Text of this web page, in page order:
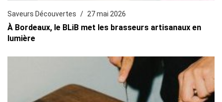
Saveurs Découvertes 27 mai 2026
À Bordeaux, le BLiB met les brasseurs artisanaux en
lumière